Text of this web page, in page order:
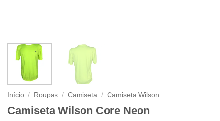
Início / Roupas / Camiseta / Camiseta Wilson
Camiseta Wilson Core Neon